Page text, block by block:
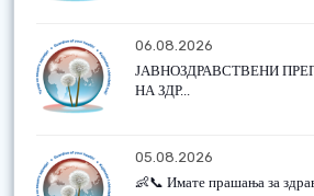
06.08.2026
ЈАВНОЗДРАВСТВЕНИ
НА ЗДР...
05.08.2026
👶📞 Имате прашања за